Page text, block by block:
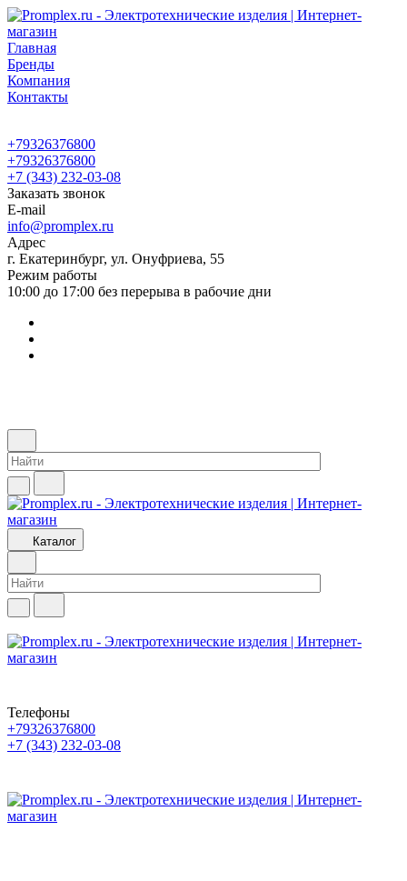
Главная
Бренды
Компания
Контакты
+79326376800
+79326376800
+7 (343) 232-03-08
Заказать звонок
E-mail
info@promplex.ru
Адрес
г. Екатеринбург, ул. Онуфриева, 55
Режим работы
10:00 до 17:00 без перерыва в рабочие дни
Каталог
Телефоны
+79326376800
+7 (343) 232-03-08